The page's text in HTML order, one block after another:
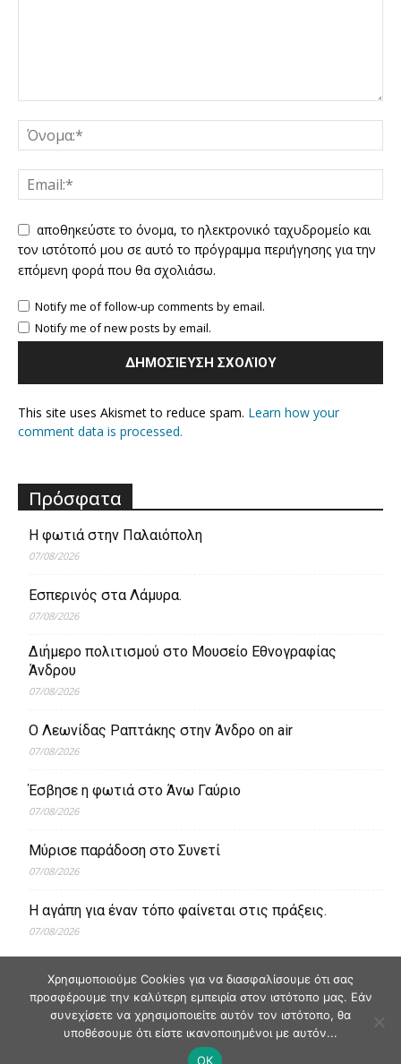
αποθηκεύστε το όνομα, το ηλεκτρονικό ταχυδρομείο και
τον ιστότοπό μου σε αυτό το πρόγραμμα περιήγησης για την
επόμενη φορά που θα σχολιάσω.
Notify me of follow-up comments by email.
Notify me of new posts by email.
This site uses Akismet to reduce spam. Learn how your
comment data is processed.
Πρόσφατα
Η φωτιά στην Παλαιόπολη
07/08/2026
Εσπερινός στα Λάμυρα.
07/08/2026
Διήμερο πολιτισμού στο Μουσείο Εθνογραφίας
Άνδρου
07/08/2026
Ο Λεωνίδας Ραπτάκης στην Άνδρο on air
07/08/2026
Έσβησε η φωτιά στο Άνω Γαύριο
07/08/2026
Μύρισε παράδοση στο Συνετί
07/08/2026
Η αγάπη για έναν τόπο φαίνεται στις πράξεις.
07/08/2026
Χρησιμοποιούμε Cookies για να διασφαλίσουμε ότι σας
προσφέρουμε την καλύτερη εμπειρία στον ιστότοπο μας. Εάν
συνεχίσετε να χρησιμοποιείτε αυτόν τον ιστότοπο, θα
υποθέσουμε ότι είστε ικανοποιημένοι με αυτόν...
OK